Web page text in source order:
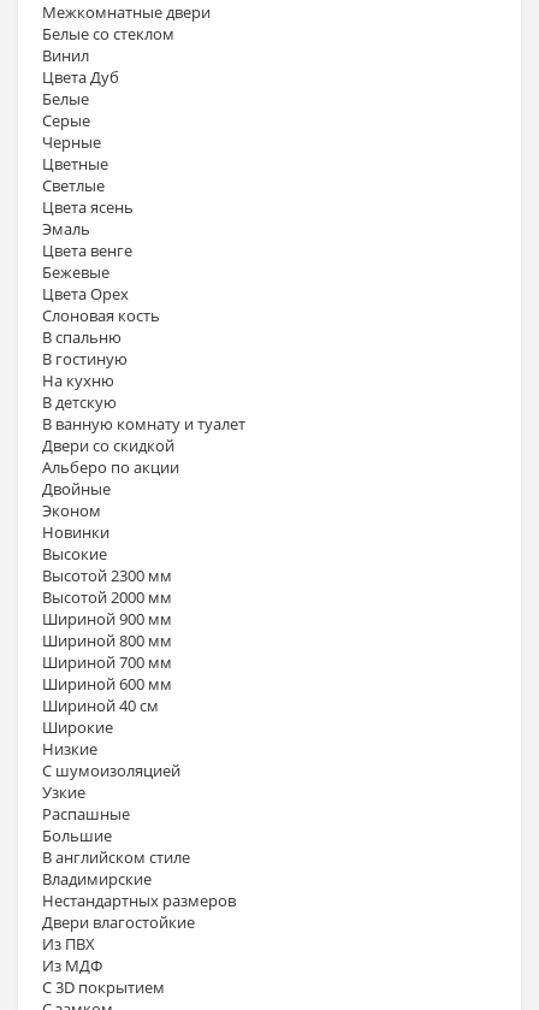
Межкомнатные двери
Белые со стеклом
Винил
Цвета Дуб
Белые
Серые
Черные
Цветные
Светлые
Цвета ясень
Эмаль
Цвета венге
Бежевые
Цвета Орех
Слоновая кость
В спальню
В гостиную
На кухню
В детскую
В ванную комнату и туалет
Двери со скидкой
Альберо по акции
Двойные
Эконом
Новинки
Высокие
Высотой 2300 мм
Высотой 2000 мм
Шириной 900 мм
Шириной 800 мм
Шириной 700 мм
Шириной 600 мм
Шириной 40 см
Широкие
Низкие
С шумоизоляцией
Узкие
Распашные
Большие
В английском стиле
Владимирские
Нестандартных размеров
Двери влагостойкие
Из ПВХ
Из МДФ
С 3D покрытием